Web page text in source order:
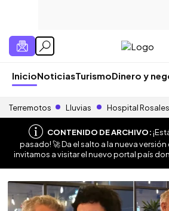
InicioNoticiasTurismoDinero y
Terremotos Lluvias Hospital Rosales
CONTENIDO DE ARCHIVO:
pasado! 🚀 Da el salto a la nueva versión
invitamos a visitar el nuevo portal país